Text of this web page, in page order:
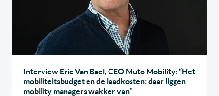
Interview Eric Van Bael, CEO Muto Mobility: “Het
mobiliteitsbudget en de laadkosten: daar liggen
mobility managers wakker van”